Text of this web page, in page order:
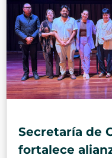
Secretaría de
fortalece